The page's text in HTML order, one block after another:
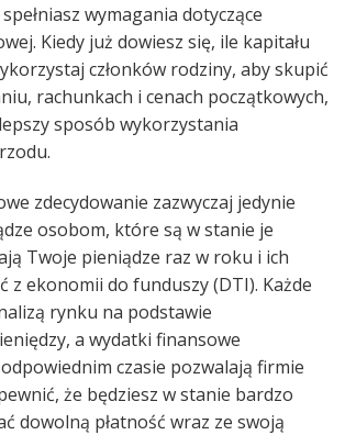
wymagania dotyczące
Kiedy już dowiesz się, ile kapitału
członków rodziny, aby skupić
rachunkach i cenach początkowych,
sposób wykorzystania
zdecydowanie zazwyczaj jedynie
osobom, które są w stanie je
Twoje pieniądze raz w roku i ich
z ekonomii do funduszy (DTI). Każde
rynku na podstawie
a wydatki finansowe
czasie pozwalają firmie
że będziesz w stanie bardzo
dowolną płatność wraz ze swoją